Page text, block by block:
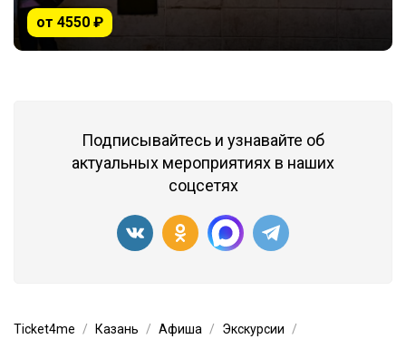
от 4550 ₽
Подписывайтесь и узнавайте об
актуальных мероприятиях в наших
соцсетях
Ticket4me Казань Афиша
Экскурсии